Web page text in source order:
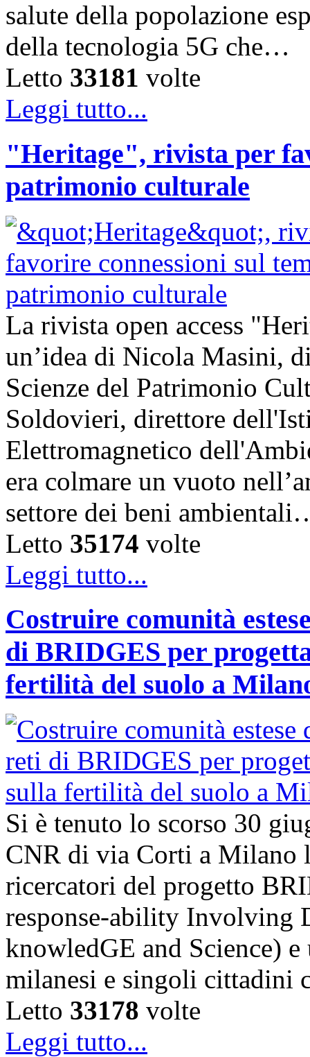
salute della popolazione
della tecnologia 5G che…
Letto 33181 volte
Leggi tutto...
"Heritage", rivista per
patrimonio culturale
La rivista open access
un’idea di Nicola Masini,
Scienze del Patrimonio
Soldovieri, direttore
Elettromagnetico
era colmare un vuoto
settore dei beni
Letto 35174 volte
Leggi tutto...
Costruire comunità
di BRIDGES per
fertilità del suolo a
Si è tenuto lo scorso 30
CNR di via Corti a Milano
ricercatori del progetto
response-ability Involving
knowledGE and Science)
milanesi e singoli
Letto 33178 volte
Leggi tutto...